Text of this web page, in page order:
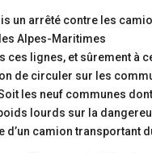
un arrêté contre les
Alpes-Maritimes
ces lignes, et sûrement à
de circuler sur les
les neuf communes
lourds sur la
d’un camion transportant